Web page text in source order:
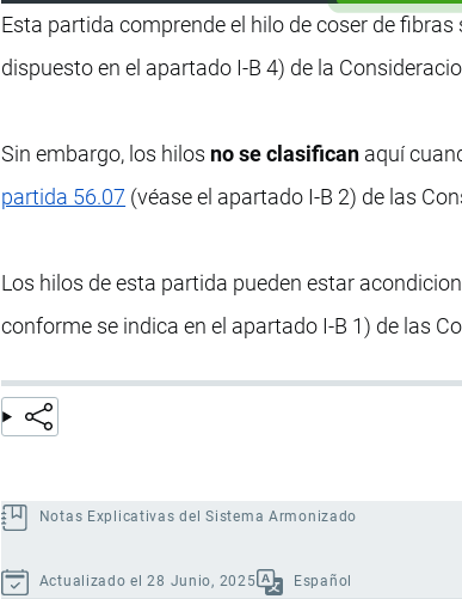
Esta partida comprende el hilo de coser de
dispuesto en el apartado I-B 4) de la
Sin embargo, los hilos no se clasifican aquí
partida 56.07 (véase el apartado I-B 2) de las
Los hilos de esta partida pueden estar
conforme se indica en el apartado I-B 1) de las
Notas Explicativas del Sistema Armonizado
Actualizado el 28 Junio, 2025 Español